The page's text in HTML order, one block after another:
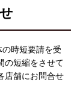
時短要請を受
の短縮をさせて
店舗にお問合せ